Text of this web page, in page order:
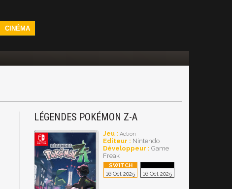
CINÉMA
LÉGENDES POKÉMON Z-A
Jeu : Action
Editeur : Nintendo
Développeur : Game
Freak
16 Oct 2025 16 Oct 2025